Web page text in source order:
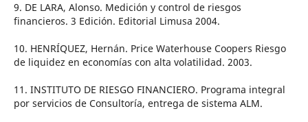
9. DE LARA, Alonso. Medición y control de riesgos
financieros. 3 Edición. Editorial Limusa 2004.
10. HENRÍQUEZ, Hernán. Price Waterhouse Coopers Riesgo
de liquidez en economías con alta volatilidad. 2003.
11. INSTITUTO DE RIESGO FINANCIERO. Programa integral
por servicios de Consultoría, entrega de sistema ALM.